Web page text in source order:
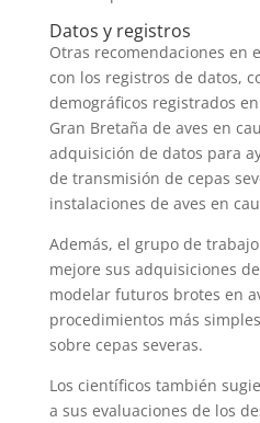
Datos y registros
Otras recomendaciones en
con los registros de datos,
demográficos registrados
Gran Bretaña de aves en
adquisición de datos para
de transmisión de cepas
instalaciones de aves en
Además, el grupo de
mejore sus adquisiciones
modelar futuros brotes en
procedimientos más
sobre cepas severas.
Los científicos también
a sus evaluaciones de los